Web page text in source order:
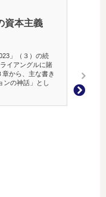
資本主義
」（３）の続
イアングルに賭
から、主な書き
の神話」とし
年で、
と、よ
がある